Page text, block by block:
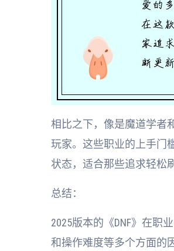
相比之下，像是魔道学者
玩家。这些职业的上手门
状态，适合那些追求轻松
总结：
2025版本的《DNF》在职
和操作难度等多个方面的